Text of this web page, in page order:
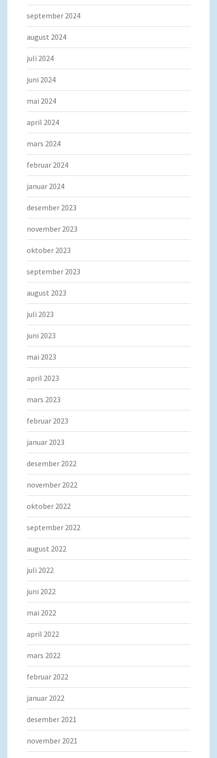
september 2024
august 2024
juli 2024
juni 2024
mai 2024
april 2024
mars 2024
februar 2024
januar 2024
desember 2023
november 2023
oktober 2023
september 2023
august 2023
juli 2023
juni 2023
mai 2023
april 2023
mars 2023
februar 2023
januar 2023
desember 2022
november 2022
oktober 2022
september 2022
august 2022
juli 2022
juni 2022
mai 2022
april 2022
mars 2022
februar 2022
januar 2022
desember 2021
november 2021